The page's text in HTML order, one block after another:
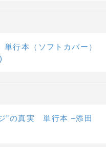
行本（ソフトカバー）
”の真実 単行本 –添田